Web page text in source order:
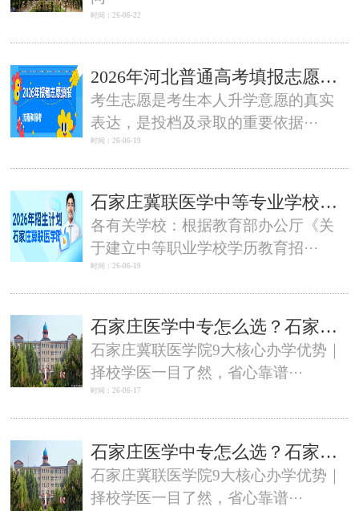
时间：26-06-22
2026年河北普通高考填报志愿内容和操作流程
考生志愿是考生本人升学意愿的真实
表达，是投档及录取的重要依据···
时间：26-06-19
石家庄冀联医学中等专业学校具备2026年中等职业教育招生资质
各有关学校：根据教育部办公厅《关
于建立中等职业学校学历教育招···
时间：26-06-19
石家庄医学中专怎么选？石家庄冀联医学中专 7 大优势，碾压同类院校
石家庄冀联医学院9大核心办学优势｜
择校学医一目了然，省心靠谱···
时间：26-06-17
石家庄医学中专怎么选？石家庄冀联医学中专 7 大优势，碾压同类院校
石家庄冀联医学院9大核心办学优势｜
择校学医一目了然，省心靠谱···